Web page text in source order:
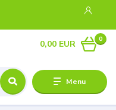
Menu
0
0,00 EUR